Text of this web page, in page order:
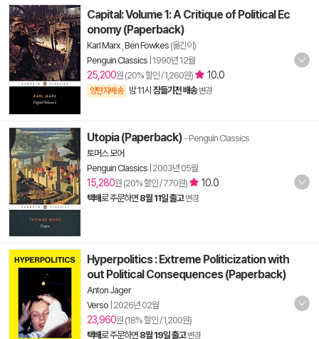
Capital: Volume 1: A Critique of Political Ec
onomy (Paperback)
Karl Marx Ben Fowkes (옮긴이)
Penguin Classics 1990년 12월
25,200원 (20% 할인 / 1,260원) 10.0
양탄자배송 밤 11시 잠들기전 배송 변경
Utopia (Paperback) - Penguin Classics
토머스 모어
Penguin Classics 2003년 05월
15,280원 (20% 할인 / 770원) 10.0
택배로 주문하면 8월 11일 출고 변경
Hyperpolitics : Extreme Politicization with
out Political Consequences (Paperback)
Anton Jager
Verso 2026년 02월
23,960원 (18% 할인 / 1,200원)
택배로 주문하면 8월 19일 출고 변경